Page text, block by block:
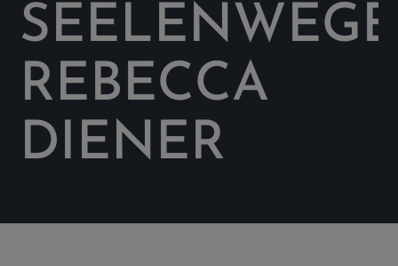
SEELENWEGE
REBECCA
DIENER